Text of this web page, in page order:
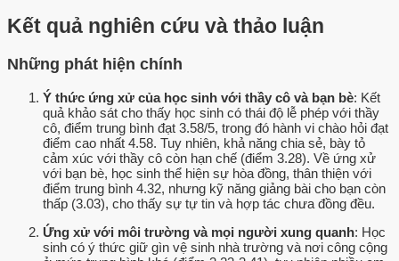
Kết quả nghiên cứu và thảo luận
Những phát hiện chính
Ý thức ứng xử của học sinh với thầy cô và bạn bè: Kết
quả khảo sát cho thấy học sinh có thái độ lễ phép với thầy
cô, điểm trung bình đạt 3.58/5, trong đó hành vi chào hỏi đạt
điểm cao nhất 4.58. Tuy nhiên, khả năng chia sẻ, bày tỏ
cảm xúc với thầy cô còn hạn chế (điểm 3.28). Về ứng xử
với bạn bè, học sinh thể hiện sự hòa đồng, thân thiện với
điểm trung bình 4.32, nhưng kỹ năng giảng bài cho bạn còn
thấp (3.03), cho thấy sự tự tin và hợp tác chưa đồng đều.
Ứng xử với môi trường và mọi người xung quanh: Học
sinh có ý thức giữ gìn vệ sinh nhà trường và nơi công cộng